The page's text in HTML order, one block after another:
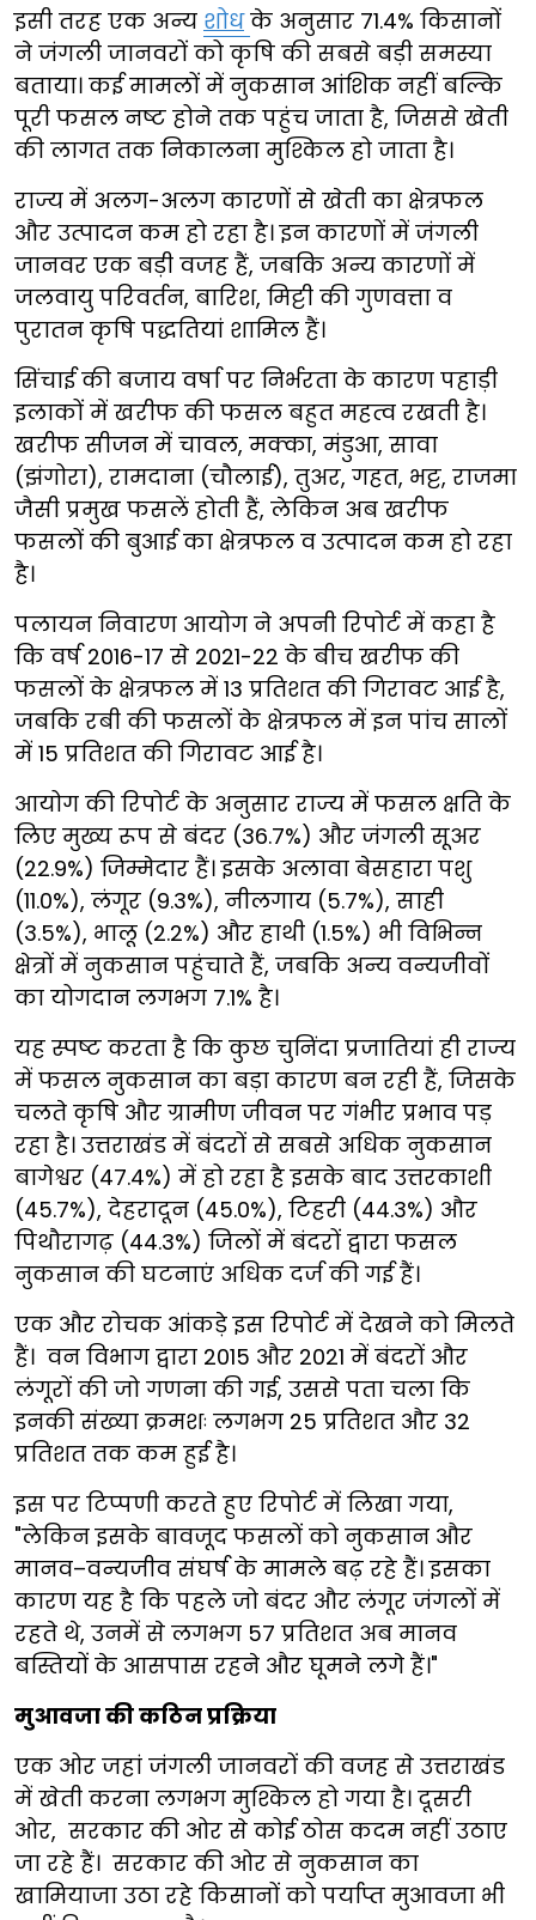
इसी तरह एक अन्य शोध के अनुसार 71.4% किसानों
ने जंगली जानवरों को कृषि की सबसे बड़ी समस्या
बताया। कई मामलों में नुकसान आंशिक नहीं बल्कि
पूरी फसल नष्ट होने तक पहुंच जाता है, जिससे खेती
की लागत तक निकालना मुश्किल हो जाता है।
राज्य में अलग-अलग कारणों से खेती का क्षेत्रफल
और उत्पादन कम हो रहा है। इन कारणों में जंगली
जानवर एक बड़ी वजह हैं, जबकि अन्य कारणों में
जलवायु परिवर्तन, बारिश, मिट्टी की गुणवत्ता व
पुरातन कृषि पद्धतियां शामिल हैं।
सिंचाई की बजाय वर्षा पर निर्भरता के कारण पहाड़ी
इलाकों में खरीफ की फसल बहुत महत्व रखती है।
खरीफ सीजन में चावल, मक्का, मंडुआ, सावा
(झंगोरा), रामदाना (चौलाई), तुअर, गहत, भट्ट, राजमा
जैसी प्रमुख फसलें होती हैं, लेकिन अब खरीफ
फसलों की बुआई का क्षेत्रफल व उत्पादन कम हो रहा
है।
पलायन निवारण आयोग ने अपनी रिपोर्ट में कहा है
कि वर्ष 2016-17 से 2021-22 के बीच खरीफ की
फसलों के क्षेत्रफल में 13 प्रतिशत की गिरावट आई है,
जबकि रबी की फसलों के क्षेत्रफल में इन पांच सालों
में 15 प्रतिशत की गिरावट आई है।
आयोग की रिपोर्ट के अनुसार राज्य में फसल क्षति के
लिए मुख्य रूप से बंदर (36.7%) और जंगली सूअर
(22.9%) जिम्मेदार हैं। इसके अलावा बेसहारा पशु
(11.0%), लंगूर (9.3%), नीलगाय (5.7%), साही
(3.5%), भालू (2.2%) और हाथी (1.5%) भी विभिन्न
क्षेत्रों में नुकसान पहुंचाते हैं, जबकि अन्य वन्यजीवों
का योगदान लगभग 7.1% है।
यह स्पष्ट करता है कि कुछ चुनिंदा प्रजातियां ही राज्य
में फसल नुकसान का बड़ा कारण बन रही हैं, जिसके
चलते कृषि और ग्रामीण जीवन पर गंभीर प्रभाव पड़
रहा है। उत्तराखंड में बंदरों से सबसे अधिक नुकसान
बागेश्वर (47.4%) में हो रहा है इसके बाद उत्तरकाशी
(45.7%), देहरादून (45.0%), टिहरी (44.3%) और
पिथौरागढ़ (44.3%) जिलों में बंदरों द्वारा फसल
नुकसान की घटनाएं अधिक दर्ज की गई हैं।
एक और रोचक आंकड़े इस रिपोर्ट में देखने को मिलते
हैं। वन विभाग द्वारा 2015 और 2021 में बंदरों और
लंगूरों की जो गणना की गई, उससे पता चला कि
इनकी संख्या क्रमशः लगभग 25 प्रतिशत और 32
प्रतिशत तक कम हुई है।
इस पर टिप्पणी करते हुए रिपोर्ट में लिखा गया,
"लेकिन इसके बावजूद फसलों को नुकसान और
मानव–वन्यजीव संघर्ष के मामले बढ़ रहे हैं। इसका
कारण यह है कि पहले जो बंदर और लंगूर जंगलों में
रहते थे, उनमें से लगभग 57 प्रतिशत अब मानव
बस्तियों के आसपास रहने और घूमने लगे हैं।"
मुआवजा की कठिन प्रक्रिया
एक ओर जहां जंगली जानवरों की वजह से उत्तराखंड
में खेती करना लगभग मुश्किल हो गया है। दूसरी
ओर, सरकार की ओर से कोई ठोस कदम नहीं उठाए
जा रहे हैं। सरकार की ओर से नुकसान का
खामियाजा उठा रहे किसानों को पर्याप्त मुआवजा भी